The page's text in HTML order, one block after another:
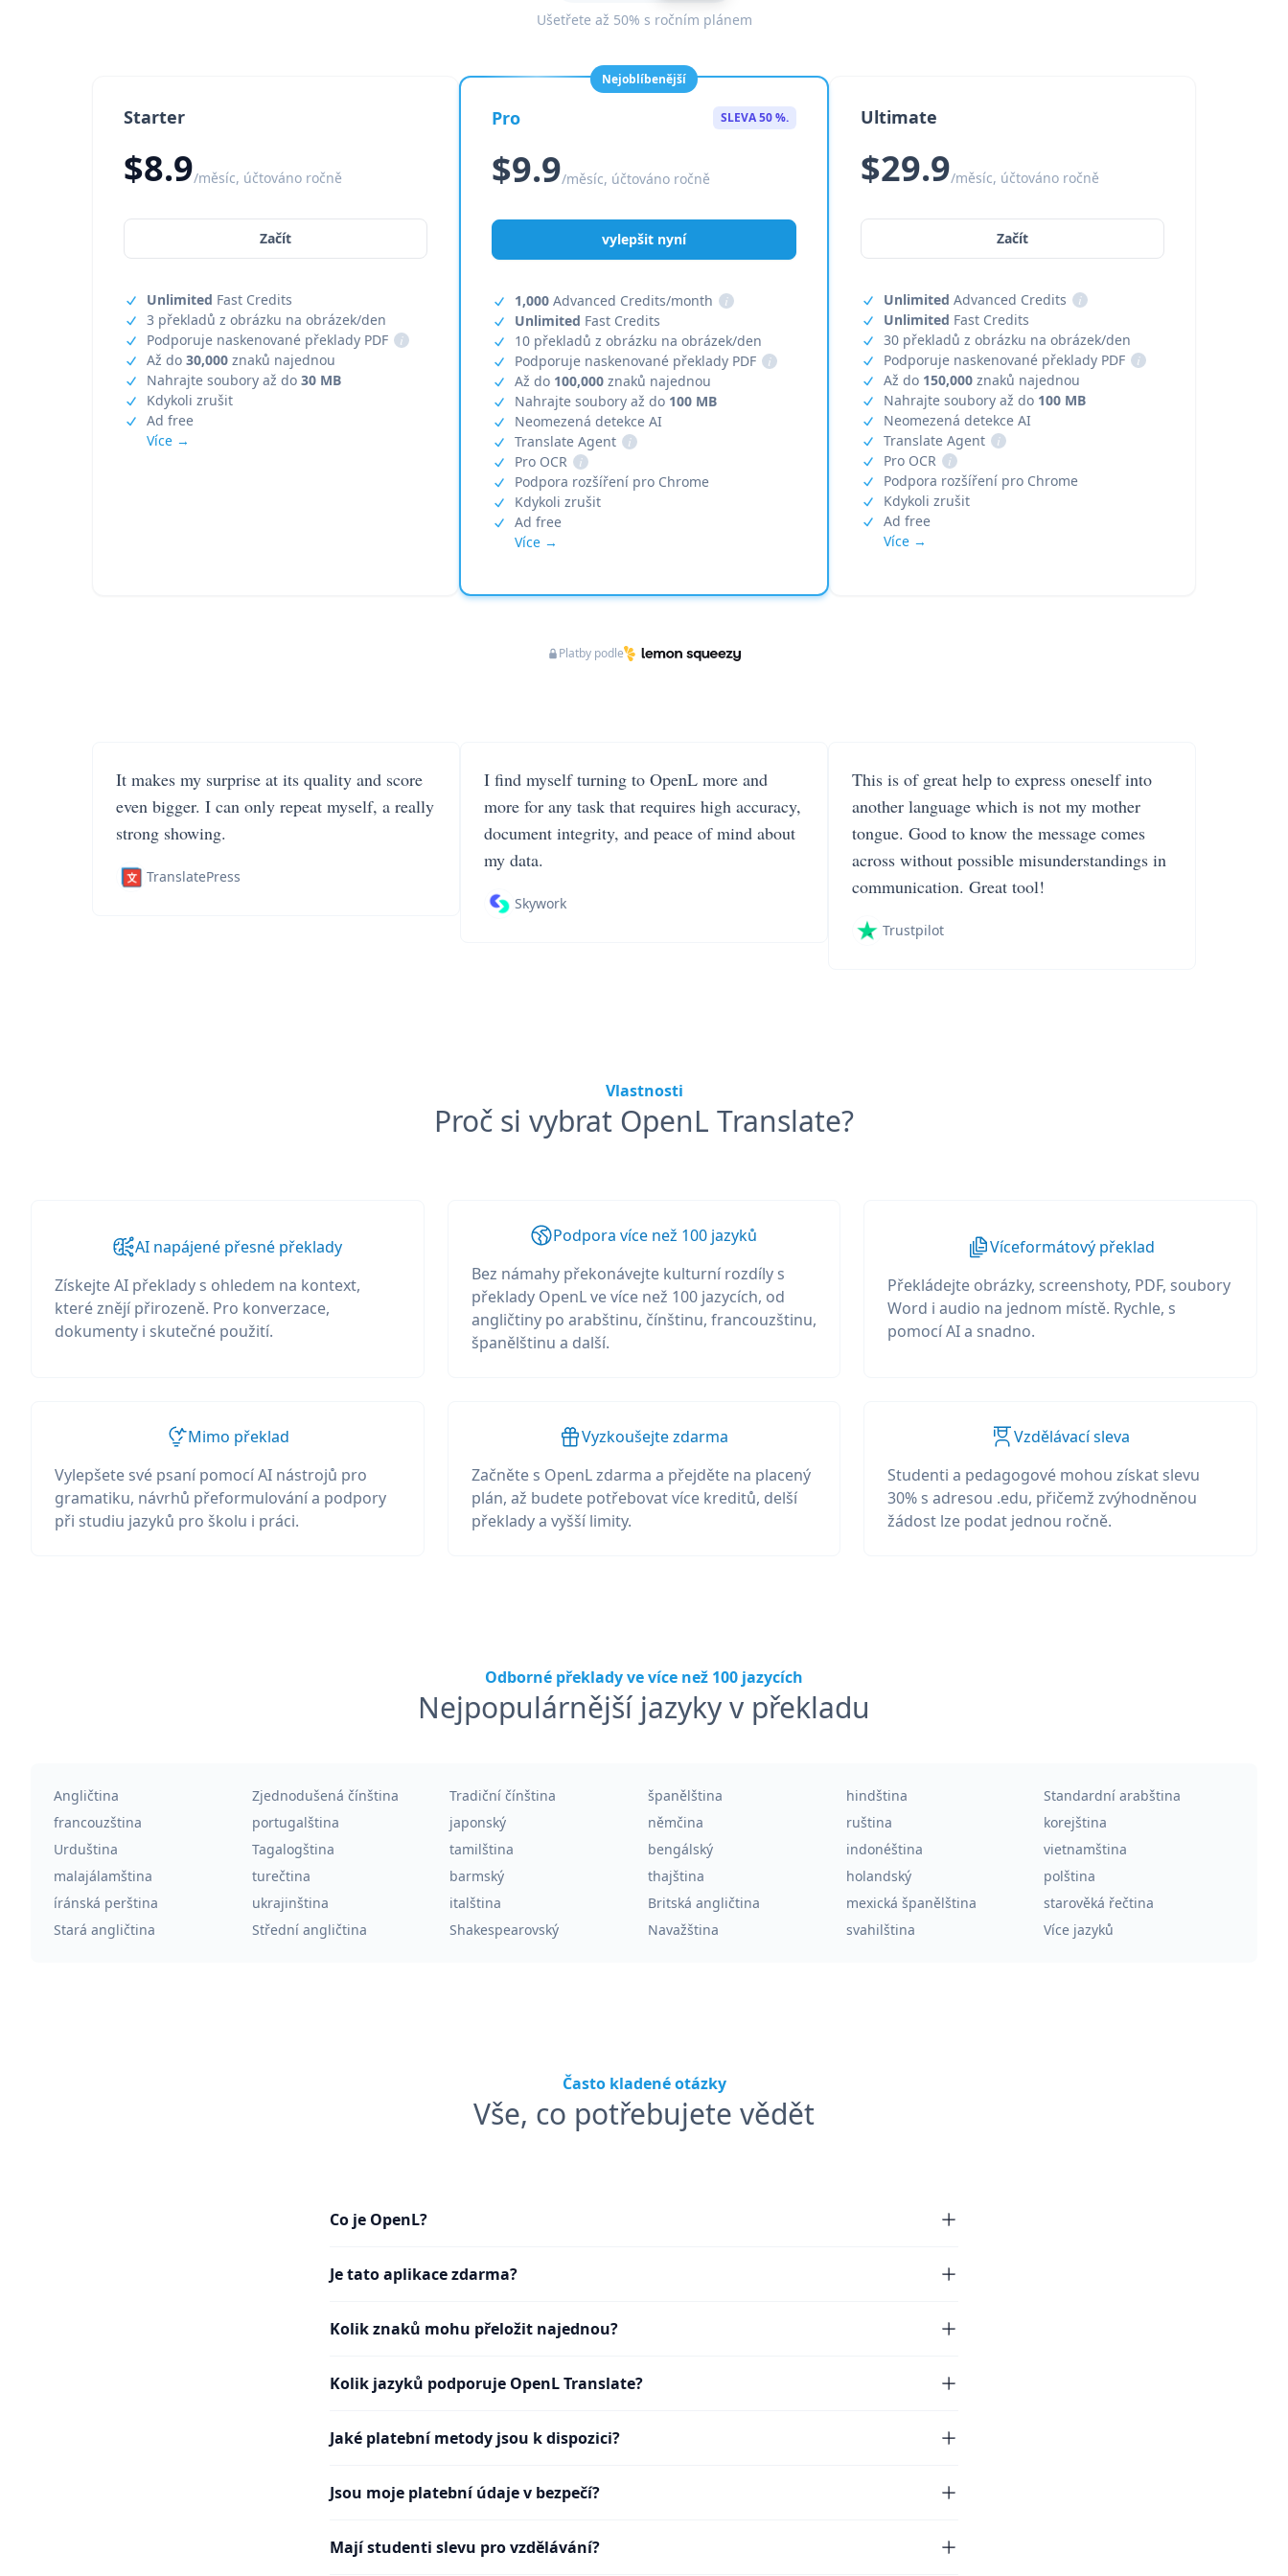
Ušetřete až 50% s ročním plánem
Starter
$8.9/měsíc, účtováno ročně
Začít
Unlimited Fast Credits
3 překladů z obrázku na obrázek/den
Podporuje naskenované překlady PDF
i
Až do 30,000 znaků najednou
Nahrajte soubory až do 30 MB
Kdykoli zrušit
Ad free
Více →
Nejoblíbenější
Pro SLEVA 50 %.
$9.9/měsíc, účtováno ročně
vylepšit nyní
1,000 Advanced Credits/month
i
Unlimited Fast Credits
10 překladů z obrázku na obrázek/den
Podporuje naskenované překlady PDF
i
Až do 100,000 znaků najednou
Nahrajte soubory až do 100 MB
Neomezená detekce AI
Translate Agent
i
Pro OCR
i
Podpora rozšíření pro Chrome
Kdykoli zrušit
Ad free
Více →
Ultimate
$29.9/měsíc, účtováno ročně
Začít
Unlimited Advanced Credits
i
Unlimited Fast Credits
30 překladů z obrázku na obrázek/den
Podporuje naskenované překlady PDF
i
Až do 150,000znaků najednou
Nahrajte soubory až do 100 MB
Neomezená detekce AI
Translate Agent
i
Pro OCR
i
Podpora rozšíření pro Chrome
Kdykoli zrušit
Ad free
Více →
Platby podle
It makes my surprise at its quality and score
even bigger. I can only repeat myself, a really
strong showing.
TranslatePress
I find myself turning to OpenL more and
more for any task that requires high accuracy,
document integrity, and peace of mind about
my data.
Skywork
This is of great help to express oneself into
another language which is not my mother
tongue. Good to know the message comes
across without possible misunderstandings in
communication. Great tool!
Trustpilot
Vlastnosti
Proč si vybrat OpenL Translate?
AI napájené přesné překlady
Získejte AI překlady s ohledem na kontext,
které znějí přirozeně. Pro konverzace,
dokumenty i skutečné použití.
Podpora více než 100 jazyků
Bez námahy překonávejte kulturní rozdíly s
překlady OpenL ve více než 100 jazycích, od
angličtiny po arabštinu, čínštinu, francouzštinu,
španělštinu a další.
Víceformátový překlad
Překládejte obrázky, screenshoty, PDF, soubory
Word i audio na jednom místě. Rychle, s
pomocí AI a snadno.
Mimo překlad
Vylepšete své psaní pomocí AI nástrojů pro
gramatiku, návrhů přeformulování a podpory
při studiu jazyků pro školu i práci.
Vyzkoušejte zdarma
Začněte s OpenL zdarma a přejděte na placený
plán, až budete potřebovat více kreditů, delší
překlady a vyšší limity.
Vzdělávací sleva
Studenti a pedagogové mohou získat slevu
30% s adresou .edu, přičemž zvýhodněnou
žádost lze podat jednou ročně.
Odborné překlady ve více než 100 jazycích
Nejpopulárnější jazyky v překladu
Angličtina Zjednodušená čínština Tradiční čínština španělština hindština
Standardní arabština
francouzština
portugalština japonský němčina ruština
korejština
Urduština
Tagalogština tamilština bengálský indonéština
vietnamština
malajálamština
turečtina barmský thajština holandský
polština
íránská perština
ukrajinština italština Britská angličtina mexická španělština
starověká řečtina
Stará angličtina
Střední angličtina Shakespearovský Navažština svahilština Více jazyků
Často kladené otázky
Vše, co potřebujete vědět
Co je OpenL?
Je tato aplikace zdarma?
Kolik znaků mohu přeložit najednou?
Kolik jazyků podporuje OpenL Translate?
Jaké platební metody jsou k dispozici?
Jsou moje platební údaje v bezpečí?
Mají studenti slevu pro vzdělávání?